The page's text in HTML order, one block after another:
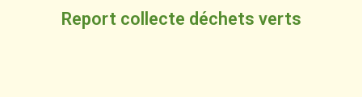
Report collecte déchets verts